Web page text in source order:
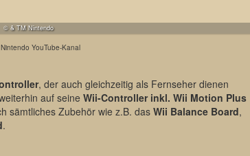
© & TM Nintendo
YouTube-Kanal
, der auch gleichzeitig als Fernseher dienen
auf seine Wii-Controller inkl. Wii Motion Plus
sämtliches Zubehör wie z.B. das Wii Balance Board,
.